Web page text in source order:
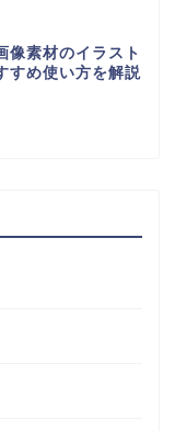
像素材のイラスト
すめ使い方を解説